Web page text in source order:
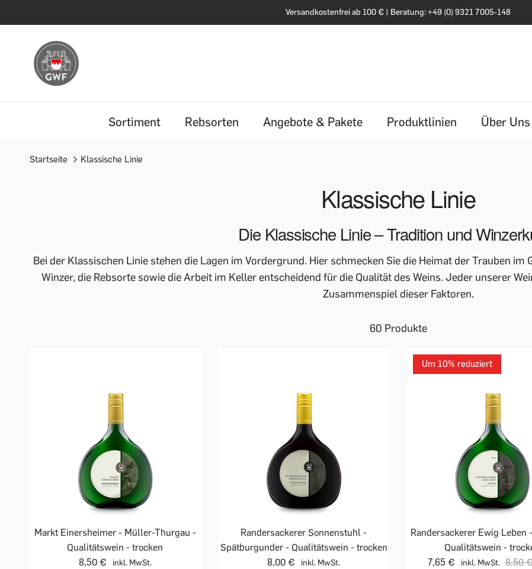
Versandkostenfrei ab 100 € | Beratung: +49 (0) 9321 7005-148
Sortiment Rebsorten Angebote & Pakete Produktlinien Über Uns
Startseite Klassische Linie
Klassische Linie
Die Klassische Linie – Tradition und
Bei der Klassischen Linie stehen die Lagen im Vordergrund. Hier schmecken Sie die Heimat der Trauben im
Winzer, die Rebsorte sowie die Arbeit im Keller entscheidend für die Qualität des Weins. Jeder unserer
Zusammenspiel dieser Faktoren.
60 Produkte
Markt Einersheimer - Müller-Thurgau -
Qualitätswein - trocken
8,50 €
inkl. MwSt.
Randersackerer Sonnenstuhl -
Spätburgunder - Qualitätswein - trocken
8,00 €
inkl. MwSt.
Um 10% reduziert
Randersackerer Ewig Leben
Qualitätswein -
7,65 €
inkl. MwSt. 8,50